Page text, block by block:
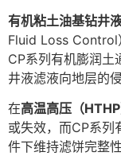
有机粘土油基钻井
Fluid Loss Control
CP系列有机膨润土
井液滤液向地层的
在高温高压（HTHP
或失效，而CP系列
件下维持滤饼完整